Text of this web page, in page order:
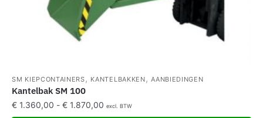
SM KIEPCONTAINERS, KANTELBAKKEN,AANBIEDINGEN
Kantelbak SM 100
€ 1.360,00 - € 1.870,00 excl. BTW